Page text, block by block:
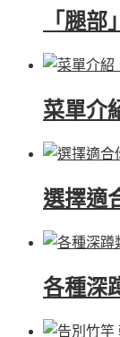
「腿部
菜單介
選擇適
各種深